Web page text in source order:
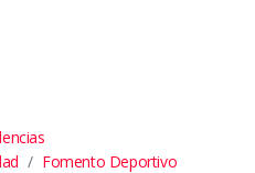
Fomento Deportivo